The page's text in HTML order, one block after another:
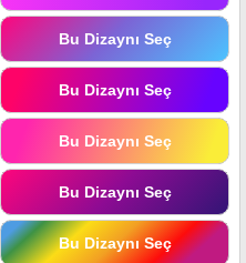
Bu Dizaynı Seç
Bu Dizaynı Seç
Bu Dizaynı Seç
Bu Dizaynı Seç
Bu Dizaynı Seç